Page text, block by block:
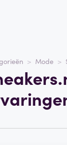
Mode
beoordeling